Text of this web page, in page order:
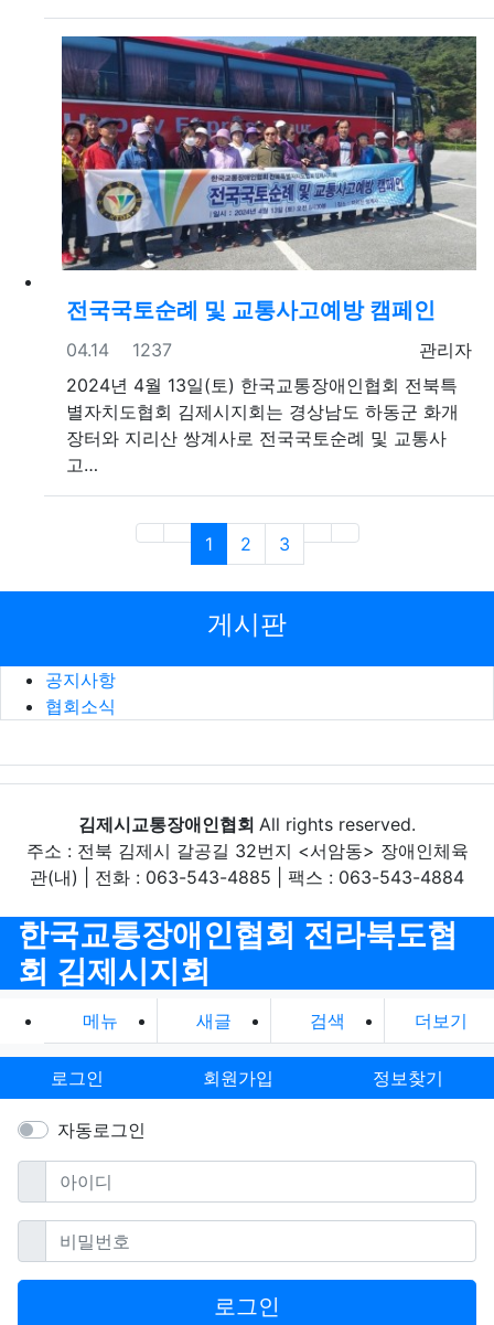
전국국토순례 및 교통사고예방 캠페인
등록자
관리자
등록일
04.14 조회
1237
2024년 4월 13일(토) 한국교통장애인협회 전북특
별자치도협회 김제시지회는 경상남도 하동군 화개
장터와 지리산 쌍계사로 전국국토순례 및 교통사
고…
1(current)
2 3
게시판
공지사항
협회소식
김제시교통장애인협회 All rights reserved.
주소 : 전북 김제시 갈공길 32번지 <서암동> 장애인체육
관(내) | 전화 : 063-543-4885 | 팩스 : 063-543-4884
한국교통장애인협회 전라북도협
회 김제시지회
메뉴 새글 검색 더보기
로그인 회원가입 정보찾기
자동로그인
아이디필수
비밀번호필수
로그인